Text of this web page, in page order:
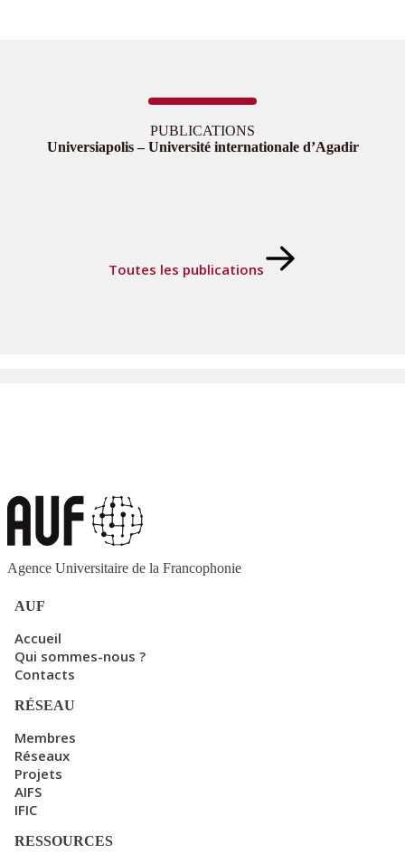
PUBLICATIONS
Universiapolis – Université internationale d’Agadir
Toutes les publications
Agence Universitaire de la Francophonie
AUF
Accueil
Qui sommes-nous ?
Contacts
RÉSEAU
Membres
Réseaux
Projets
AIFS
IFIC
RESSOURCES